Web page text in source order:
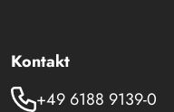
Kontakt
+49 6188 9139-0